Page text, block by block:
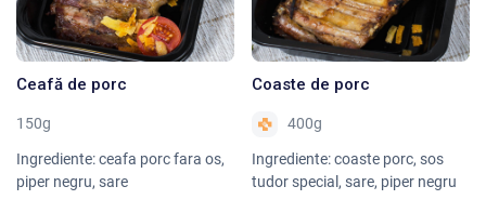
Ceafă de porc
150g
Ingrediente: ceafa porc fara os,
piper negru, sare
Coaste de porc
400g
Ingrediente: coaste porc, sos
tudor special, sare, piper negru